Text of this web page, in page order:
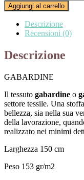
Aggiungi al carrello
Descrizione
Recensioni (0)
Descrizione
GABARDINE
Il tessuto gabardine o
settore tessile. Una
bellezza, sia nella sua
della lavorazione,
realizzato nei minimi
Larghezza 150 cm
Peso 153 gr/m2